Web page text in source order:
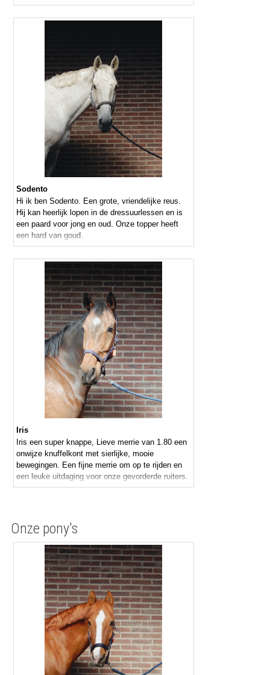
Sodento
Hi ik ben Sodento. Een grote, vriendelijke reus.
Hij kan heerlijk lopen in de dressuurlessen en is
een paard voor jong en oud. Onze topper heeft
een hard van goud.
Iris
Iris een super knappe, Lieve merrie van 1.80 een
onwijze knuffelkont met sierlijke, mooie
bewegingen. Een fijne merrie om op te rijden en
een leuke uitdaging voor onze gevorderde ruiters.
Onze pony's